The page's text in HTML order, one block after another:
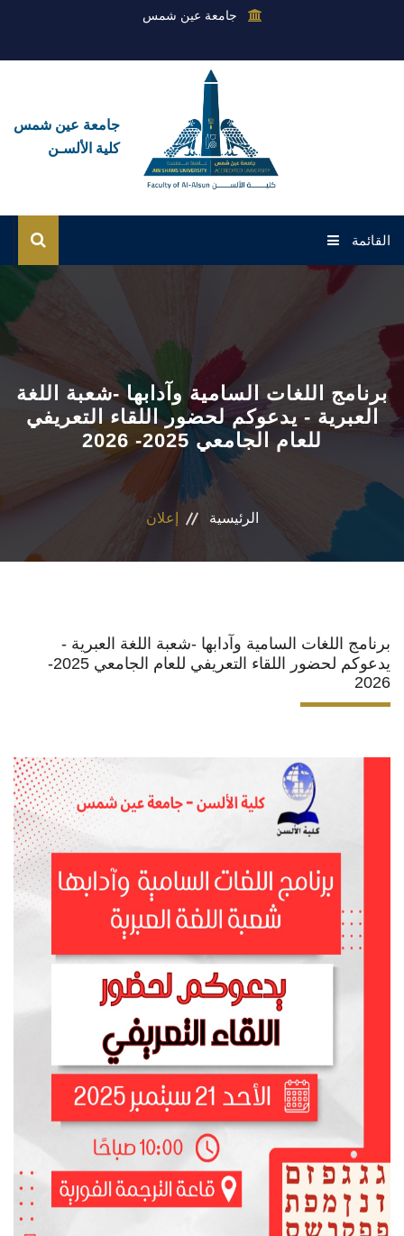
جامعة عين شمس
جامعة عين شمس
كلية الألسـن
القائمة
الرئيسية
القطاعات
الكلمة الافتتاحية للخطة الاستراتيجية ٢٠٢٤-٢٠٢٩
برنامج اللغات السامية وآدابها -شعبة اللغة
العبرية - يدعوكم لحضور اللقاء التعريفي
للعام الجامعي 2025- 2026
الرئيسية إعلان
برنامج اللغات السامية وآدابها -شعبة اللغة العبرية -
يدعوكم لحضور اللقاء التعريفي للعام الجامعي 2025-
2026